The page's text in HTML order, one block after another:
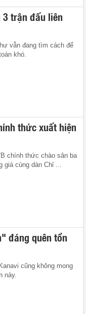
3 trận đấu liên
vẫn đang tìm cách để
khó.
thức xuất hiện
chính thức chào sân ba
giá cùng dàn Chỉ ...
đáng quên tồn
cũng không mong
này.